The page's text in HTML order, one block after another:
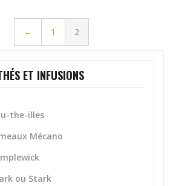
← 1 2
ET INFUSIONS
the-illes
Mécano
ou Stark